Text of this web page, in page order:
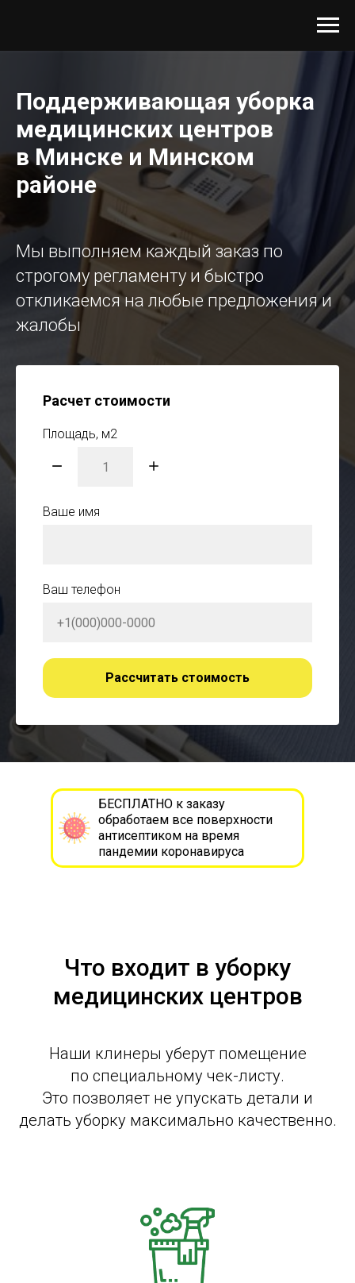
Поддерживающая уборка
медицинских центров
в Минске и Минском
районе
Мы выполняем каждый заказ по
строгому регламенту и быстро
откликаемся на любые предложения и
жалобы
Расчет стоимости
Площадь, м2
Ваше имя
Ваш телефон
Рассчитать стоимость
БЕСПЛАТНО к заказу
обработаем все поверхности
антисептиком на время
пандемии коронавируса
Что входит в уборку
медицинских центров
Наши клинеры уберут помещение
по специальному чек-листу.
Это позволяет не упускать детали и
делать уборку максимально качественно.